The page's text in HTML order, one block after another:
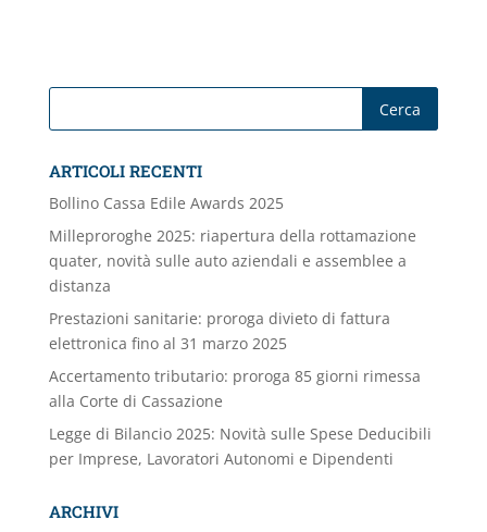
ARTICOLI RECENTI
Bollino Cassa Edile Awards 2025
Milleproroghe 2025: riapertura della rottamazione
quater, novità sulle auto aziendali e assemblee a
distanza
Prestazioni sanitarie: proroga divieto di fattura
elettronica fino al 31 marzo 2025
Accertamento tributario: proroga 85 giorni rimessa
alla Corte di Cassazione
Legge di Bilancio 2025: Novità sulle Spese Deducibili
per Imprese, Lavoratori Autonomi e Dipendenti
ARCHIVI